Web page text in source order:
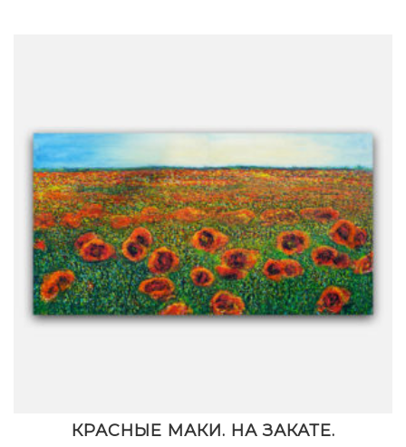
КРАСНЫЕ МАКИ. НА ЗАКАТЕ.